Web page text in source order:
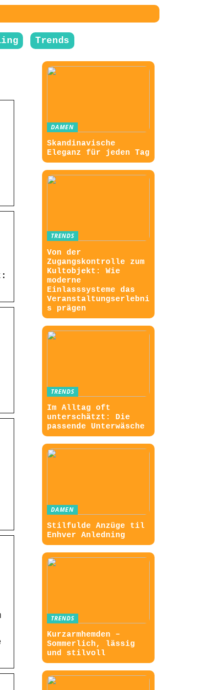
Trends
DAMEN
Skandinavische
Eleganz für jeden Tag
TRENDS
Von der
Zugangskontrolle zum
Kultobjekt: Wie
moderne
Einlasssysteme das
Veranstaltungserlebni
s prägen
TRENDS
Im Alltag oft
unterschätzt: Die
passende Unterwäsche
DAMEN
Stilfulde Anzüge til
Enhver Anledning
TRENDS
Kurzarmhemden –
Sommerlich, lässig
und stilvoll